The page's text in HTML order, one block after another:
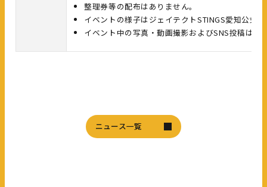
整理券等の配布はありません。
イベントの様子はジェイテクトSTINGS愛知公式
イベント中の写真・動画撮影およびSNS投稿は
ニュース一覧